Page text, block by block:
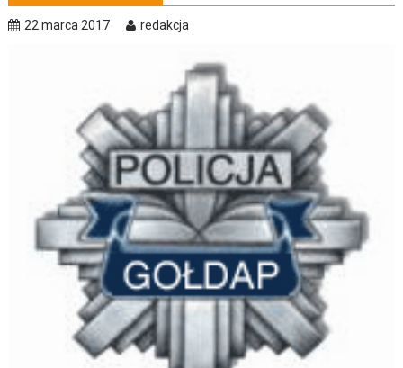
22 marca 2017 redakcja